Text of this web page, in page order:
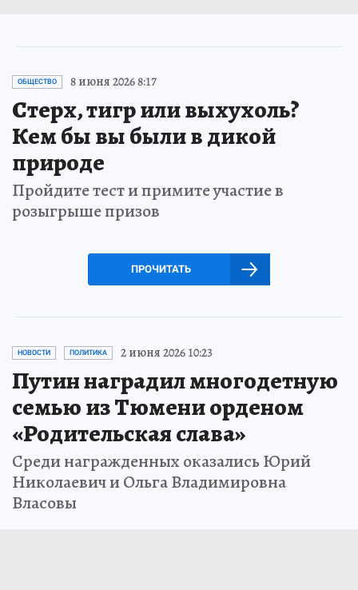
ОБЩЕСТВО 8 июня 2026 8:17
Стерх, тигр или выхухоль?
Кем бы вы были в дикой
природе
Пройдите тест и примите участие в
розыгрыше призов
ПРОЧИТАТЬ
НОВОСТИ ПОЛИТИКА 2 июня 2026 10:23
Путин наградил многодетную
семью из Тюмени орденом
«Родительская слава»
Среди награжденных оказались Юрий
Николаевич и Ольга Владимировна
Власовы